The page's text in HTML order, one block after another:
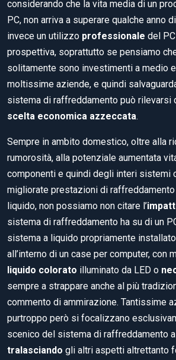
considerando che la vita media di un
PC, non arriva a superare qualche anno
invece un utilizzo professionale del
prospettiva, soprattutto se pensiamo
solitamente sono investimenti a medio
moltissime aziende, e quindi
sistema di raffreddamento può rilevarsi
scelta economica azzeccata.
Sempre in ambito domestico, oltre alla
rumorosità, alla potenziale aumentata
componenti e quindi degli interi sistemi
migliorate prestazioni di
liquido, non possiamo non citare l’
sistema di raffreddamento ha su di un
sistema a liquido propriamente
all’interno di un case per computer, con
liquido colorato illuminato da LED o
sempre a strappare anche al più
commento di ammirazione. Tantissime
purtroppo però si focalizzano
scenico del sistema di raffreddamento
tralasciando gli altri aspetti altrettanto